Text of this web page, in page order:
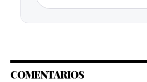
COMENTARIOS